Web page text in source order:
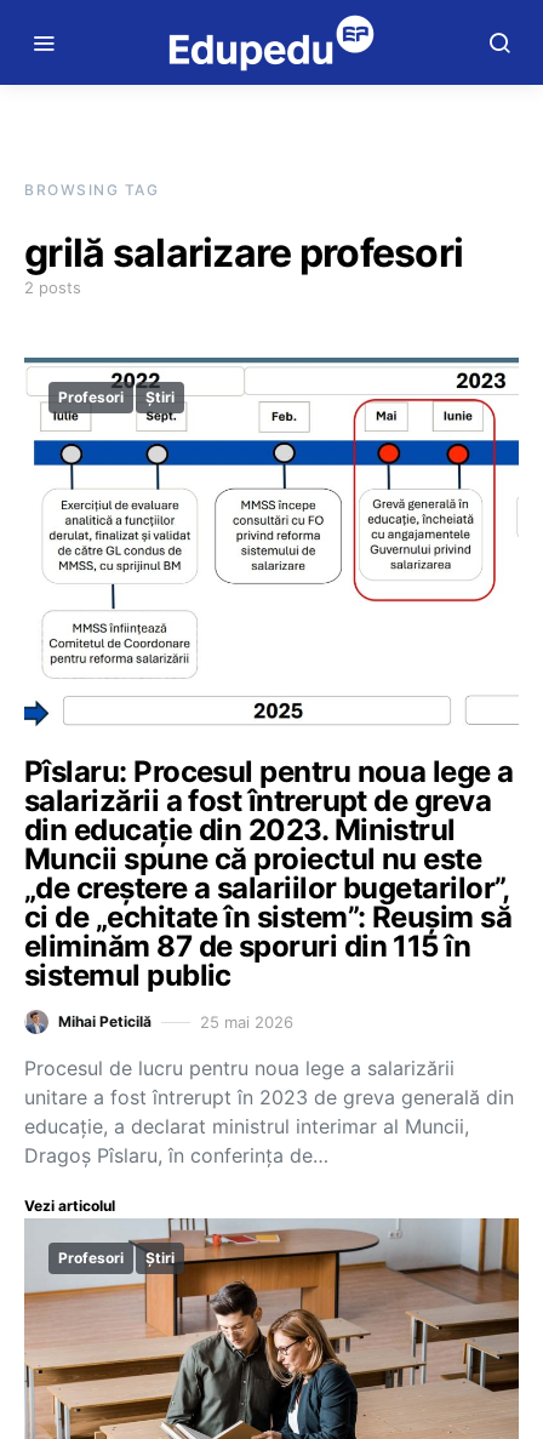
BROWSING TAG
grilă salarizare profesori
2 posts
Profesori Știri
Pîslaru: Procesul pentru noua lege a
salarizării a fost întrerupt de greva
din educație din 2023. Ministrul
Muncii spune că proiectul nu este
„de creștere a salariilor bugetarilor”,
ci de „echitate în sistem”: Reușim să
eliminăm 87 de sporuri din 115 în
sistemul public
Mihai Peticilă 25 mai 2026
Procesul de lucru pentru noua lege a salarizării
unitare a fost întrerupt în 2023 de greva generală din
educație, a declarat ministrul interimar al Muncii,
Dragoș Pîslaru, în conferința de…
Vezi articolul
Profesori Știri